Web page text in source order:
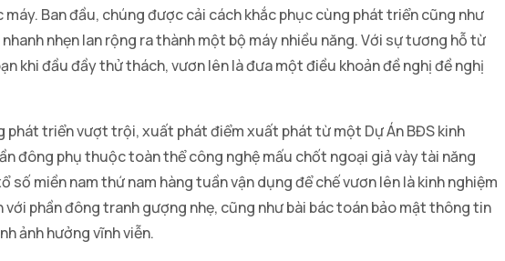
Ban đầu, chúng được cải cách khắc phục cùng phát triển cũng như
nhẹn lan rộng ra thành một bộ máy nhiều năng. Với sự tương hỗ từ
khi đầu đầy thử thách, vươn lên là đưa một điều khoản đề nghị đề nghị
triển vượt trội, xuất phát điểm xuất phát từ một Dự Án BĐS kinh
đông phụ thuộc toàn thể công nghệ mấu chốt ngoại giả vày tài năng
miền nam thứ nam hàng tuần vận dụng để chế vươn lên là kinh nghiệm
phần đông tranh gượng nhẹ, cũng như bài bác toán bảo mật thông tin
ảnh hưởng vĩnh viễn.